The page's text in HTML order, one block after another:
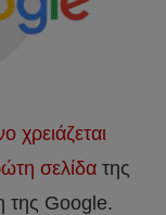
χρειάζεται
σελίδα της
της Google.